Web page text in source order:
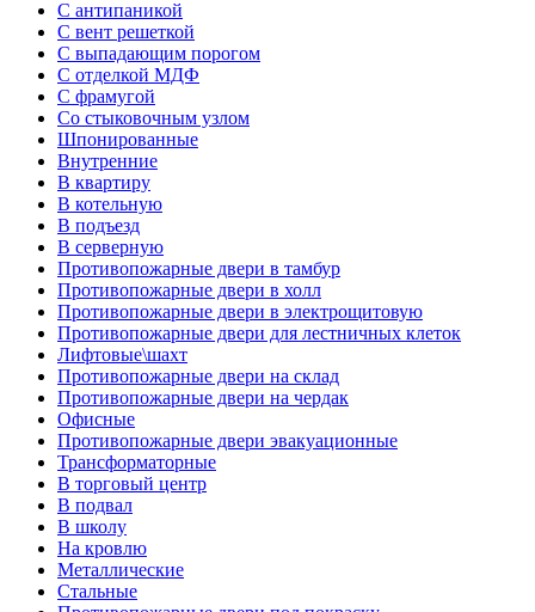
С антипаникой
С вент решеткой
С выпадающим порогом
С отделкой МДФ
С фрамугой
Со стыковочным узлом
Шпонированные
Внутренние
В квартиру
В котельную
В подъезд
В серверную
Противопожарные двери в тамбур
Противопожарные двери в холл
Противопожарные двери в электрощитовую
Противопожарные двери для лестничных клеток
Лифтовые\шахт
Противопожарные двери на склад
Противопожарные двери на чердак
Офисные
Противопожарные двери эвакуационные
Трансформаторные
В торговый центр
В подвал
В школу
На кровлю
Металлические
Стальные